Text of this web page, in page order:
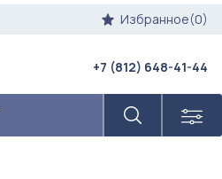
Избранное(0)
+7 (812) 648-41-44